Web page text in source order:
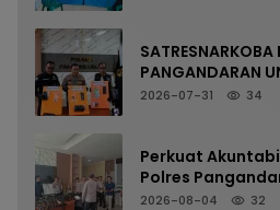
SATRESNARKOBA
PANGANDARAN
NARKOTIKA
2026-07-31 34
Perkuat
Polres
Pemeriksaan
2026-08-04 32